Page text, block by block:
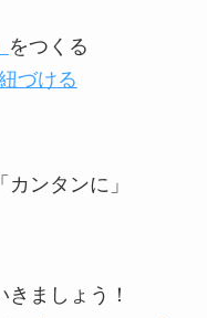
をつくる
づける
ンタンに」
ましょう！